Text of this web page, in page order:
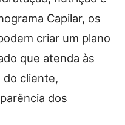
Capilar, os
criar um plano
que atenda às
do cliente,
dos